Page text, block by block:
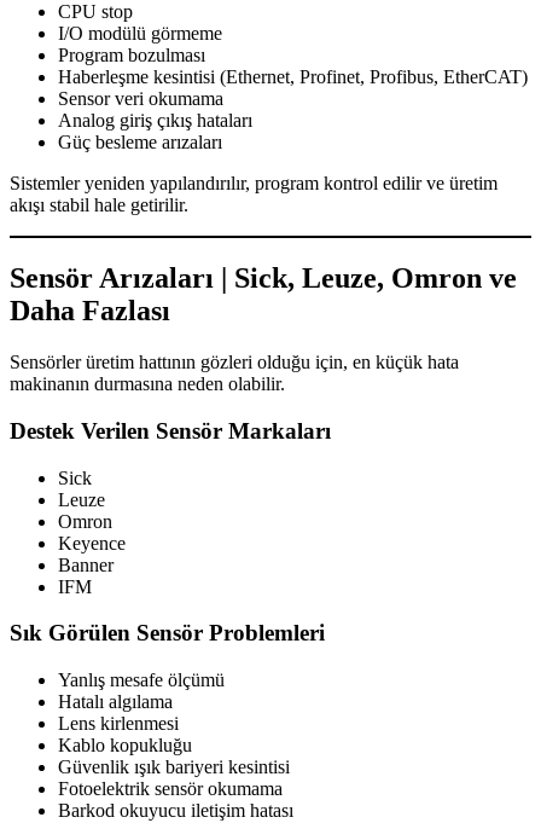
CPU stop
I/O modülü görmeme
Program bozulması
Haberleşme kesintisi (Ethernet, Profinet, Profibus, EtherCAT)
Sensor veri okumama
Analog giriş çıkış hataları
Güç besleme arızaları
Sistemler yeniden yapılandırılır, program kontrol edilir ve üretim
akışı stabil hale getirilir.
Sensör Arızaları | Sick, Leuze, Omron ve
Daha Fazlası
Sensörler üretim hattının gözleri olduğu için, en küçük hata
makinanın durmasına neden olabilir.
Destek Verilen Sensör Markaları
Sick
Leuze
Omron
Keyence
Banner
IFM
Sık Görülen Sensör Problemleri
Yanlış mesafe ölçümü
Hatalı algılama
Lens kirlenmesi
Kablo kopukluğu
Güvenlik ışık bariyeri kesintisi
Fotoelektrik sensör okumama
Barkod okuyucu iletişim hatası